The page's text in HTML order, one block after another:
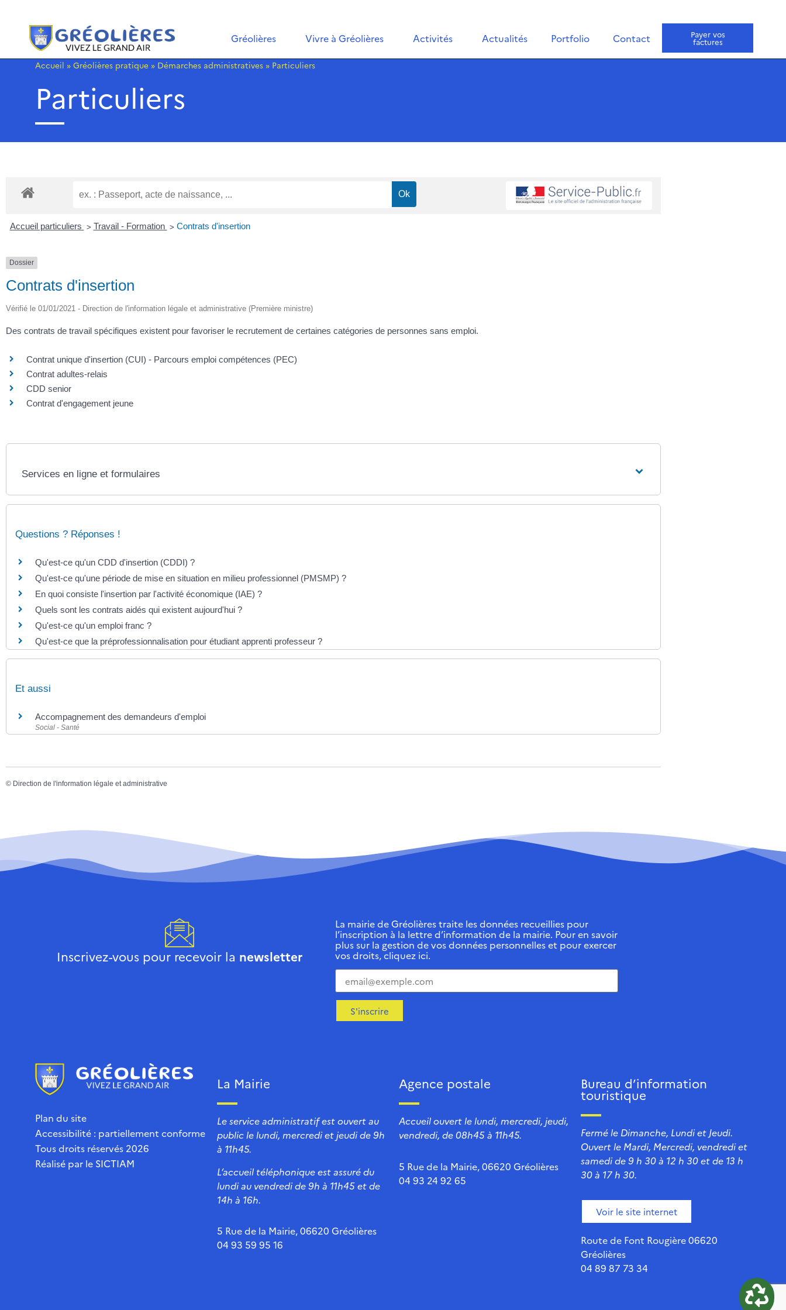
Gréolières Vivre à Gréolières Activités Actualités Portfolio Contact Payer vos
factures
Accueil » Gréolières pratique » Démarches administratives » Particuliers
Particuliers
Accueil particuliers > Travail - Formation > Contrats d'insertion
Dossier
Contrats d'insertion
Vérifié le 01/01/2021 - Direction de l'information légale et administrative (Première ministre)
Des contrats de travail spécifiques existent pour favoriser le recrutement de certaines catégories de personnes sans emploi.
Contrat unique d'insertion (CUI) - Parcours emploi compétences (PEC)
Contrat adultes-relais
CDD senior
Contrat d'engagement jeune
Services en ligne et formulaires
Questions ? Réponses !
Qu'est-ce qu'un CDD d'insertion (CDDI) ?
Qu'est-ce qu'une période de mise en situation en milieu professionnel (PMSMP) ?
En quoi consiste l'insertion par l'activité économique (IAE) ?
Quels sont les contrats aidés qui existent aujourd'hui ?
Qu'est-ce qu'un emploi franc ?
Qu'est-ce que la préprofessionnalisation pour étudiant apprenti professeur ?
Et aussi
Accompagnement des demandeurs d'emploi
Social - Santé
© Direction de l'information légale et administrative
Inscrivez-vous pour recevoir la newsletter
La mairie de Gréolières traite les données recueillies pour
l’inscription à la lettre d’information de la mairie. Pour en savoir
plus sur la gestion de vos données personnelles et pour exercer
vos droits, cliquez ici.
S'inscrire
Plan du site
Accessibilité : partiellement conforme
Tous droits réservés 2026
Réalisé par le SICTIAM
La Mairie
Le service administratif est ouvert au
public le lundi, mercredi et jeudi de 9h
à 11h45.
L’accueil téléphonique est assuré du
lundi au vendredi de 9h à 11h45 et de
14h à 16h.
5 Rue de la Mairie, 06620 Gréolières
04 93 59 95 16
Agence postale
Accueil ouvert le lundi, mercredi, jeudi,
vendredi, de 08h45 à 11h45.
5 Rue de la Mairie, 06620 Gréolières
04 93 24 92 65
Bureau d’information
touristique
Fermé le Dimanche, Lundi et Jeudi.
Ouvert le Mardi, Mercredi, vendredi et
samedi de 9 h 30 à 12 h 30 et de 13 h
30 à 17 h 30.
Voir le site internet
Route de Font Rougière 06620
Gréolières
04 89 87 73 34